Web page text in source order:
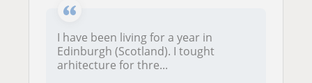
I have been living for a year in
Edinburgh (Scotland). I tought
arhitecture for thre...